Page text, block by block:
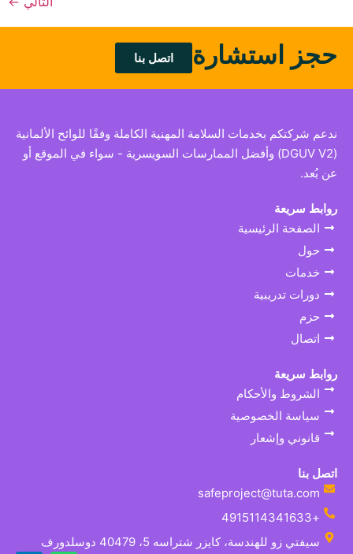
حجز استشارة اتصل بنا
ندعم شركتكم بخدمات السلامة المهنية الكاملة وفقًا للوائح الألمانية
(DGUV V2) وأفضل الممارسات السويسرية - سواء في الموقع أو
عن بُعد.
روابط سريعة
الصفحة الرئيسية
حول
خدمات
دورات تدريبية
حزم
اتصال
روابط سريعة
الشروط والأحكام
سياسة الخصوصية
قانوني وإشعار
اتصل بنا
safeproject@tuta.com
+4915114341633
سيفتي زو للهندسة، كايزر شتراسه 5، 40479 دوسلدورف